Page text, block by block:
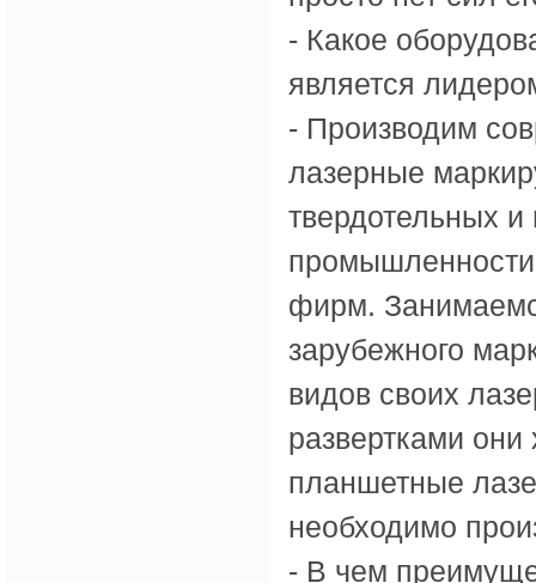
- Какое
является
- Производим
лазерные
твердотельных
фирм.
зарубежного
видов своих
развертками
планшетные
необходимо
- В чем